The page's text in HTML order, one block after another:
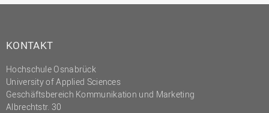
KONTAKT
Hochschule Osnabrück
University of Applied Sciences
Geschäftsbereich Kommunikation und Marketing
Albrechtstr. 30